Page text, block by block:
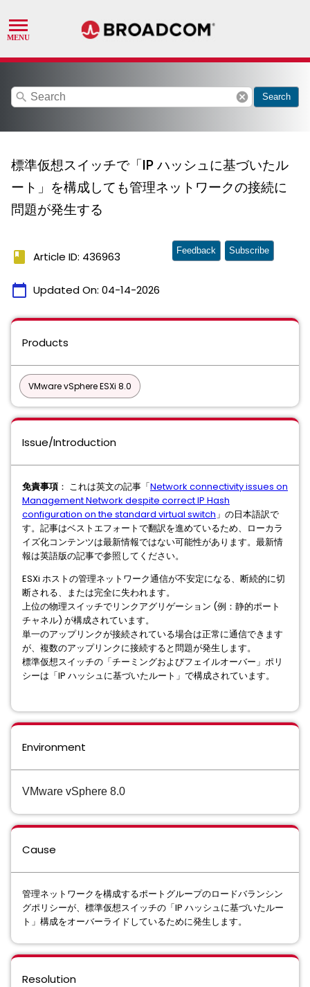
search cancel Search
標準仮想スイッチで「IP ハッシュに基づいたル
ート」を構成しても管理ネットワークの接続に
問題が発生する
book Article ID: 436963
calendar_today Updated On: 04-14-2026
Feedback Subscribe
Products
VMware vSphere ESXi 8.0
Issue/Introduction
免責事項 ： これは英文の記事「Network connectivity issues on
Management Network despite correct IP Hash
configuration on the standard virtual switch」の日本語訳で
す。記事はベストエフォートで翻訳を進めているため、ローカラ
イズ化コンテンツは最新情報ではない可能性があります。最新情
報は英語版の記事で参照してください。
ESXi ホストの管理ネットワーク通信が不安定になる、断続的に切
断される、または完全に失われます。
上位の物理スイッチでリンクアグリゲーション (例：静的ポート
チャネル) が構成されています。
単一のアップリンクが接続されている場合は正常に通信できます
が、複数のアップリンクに接続すると問題が発生します。
標準仮想スイッチの「チーミングおよびフェイルオーバー」ポリ
シーは「IP ハッシュに基づいたルート」で構成されています。
Environment
VMware vSphere 8.0
Cause
管理ネットワークを構成するポートグループのロードバランシン
グポリシーが、標準仮想スイッチの「IP ハッシュに基づいたルー
ト」構成をオーバーライドしているために発生します。
Resolution